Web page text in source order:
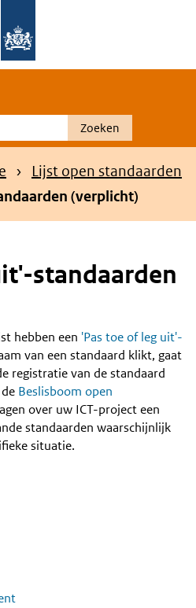
Zoeken
Lijst open standaarden
(verplicht)
standaarden
hebben een 'Pas toe of leg uit'-
van een standaard klikt, gaat
registratie van de standaard
Beslisboom open
over uw ICT-project een
standaarden waarschijnlijk
situatie.